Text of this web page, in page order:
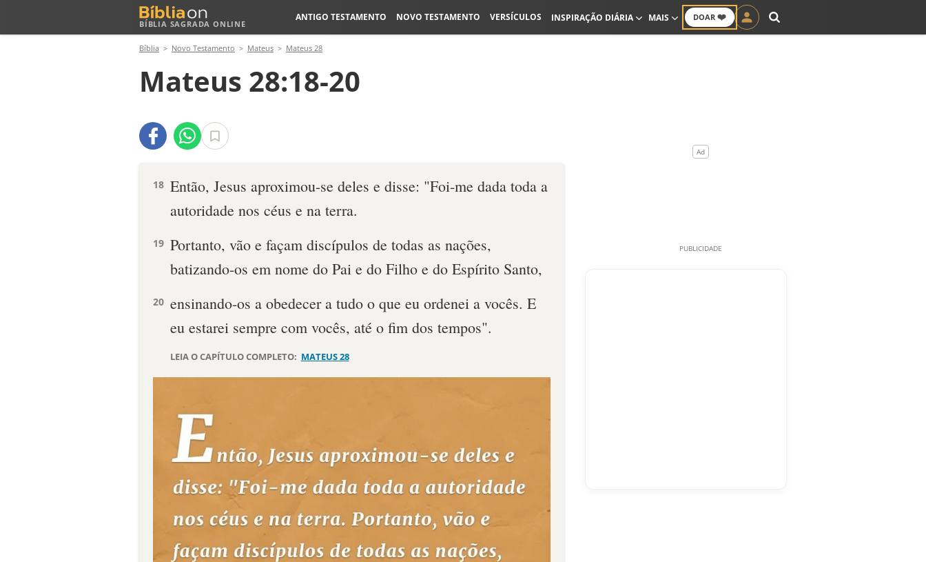
BÍBLIA SAGRADA ONLINE
DOAR ❤️
ANTIGO TESTAMENTO NOVO TESTAMENTO VERSÍCULOS INSPIRAÇÃO DIÁRIA MAIS
Bíblia Novo Testamento Mateus Mateus 28
Mateus 28:18-20
18 Então, Jesus aproximou-se deles e disse: "Foi-me dada toda a
autoridade nos céus e na terra.
19 Portanto, vão e façam discípulos de todas as nações,
batizando-os em nome do Pai e do Filho e do Espírito Santo,
20 ensinando-os a obedecer a tudo o que eu ordenei a vocês. E
eu estarei sempre com vocês, até o fim dos tempos".
LEIA O CAPÍTULO COMPLETO: MATEUS 28